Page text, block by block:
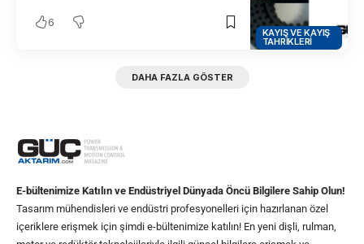
KAYIŞ VE KAYIŞ
TAHRIKLERI
6
DAHA FAZLA GÖSTER
E-bültenimize Katılın ve Endüstriyel Dünyada Öncü Bilgilere Sahip Olun!
Tasarım mühendisleri ve endüstri profesyonelleri için hazırlanan özel
içeriklere erişmek için şimdi e-bültenimize katılın! En yeni dişli, rulman,